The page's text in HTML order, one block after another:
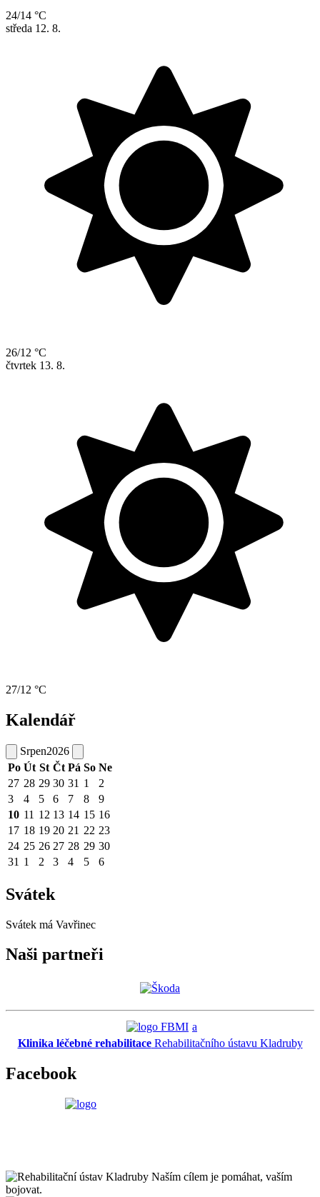
24/14 °C
středa 12. 8.
26/12 °C
čtvrtek 13. 8.
27/12 °C
Kalendář
Srpen2026
Po Út St Čt Pá So Ne
27 28 29 30 31 1
2
3
4 5 6 7 8
9
10 11 12 13 14 15 16
17 18 19 20 21 22 23
24 25 26 27 28 29 30
31 1 2 3 4 5 6
Svátek
Svátek má Vavřinec
Naši partneři
a
Klinika léčebné rehabilitaceRehabilitačního ústavu Kladruby
Facebook
Naším cílem je pomáhat, vaším
bojovat.